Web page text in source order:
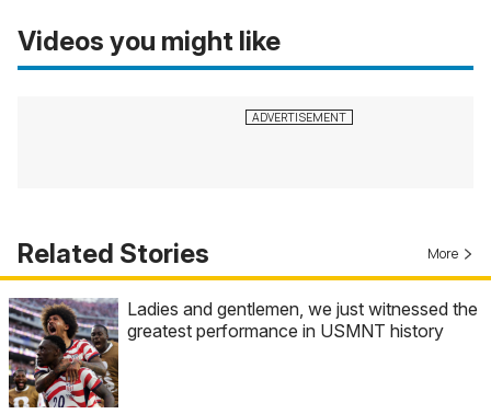
Videos you might like
Related Stories More
Ladies and gentlemen, we just witnessed the
greatest performance in USMNT history